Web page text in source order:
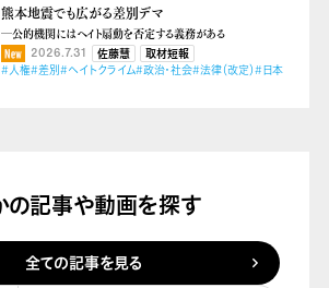
熊本地震でも広がる差別デマ
―公的機関にはヘイト扇動を否定する義務がある
2026.7.31 佐藤慧
取材短報
#人権#差別#ヘイトクライム#政治・社会#法律（改定）#日本
の記事や動画を探す
全ての記事を見る